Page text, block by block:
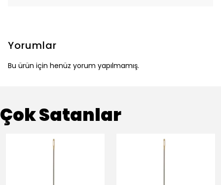
Yorumlar
Bu ürün için henüz yorum yapılmamış.
Çok Satanlar